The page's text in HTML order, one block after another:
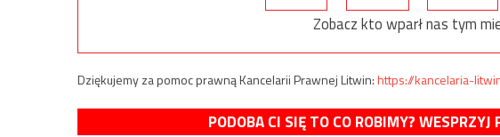
Zobacz kto wparł nas tym
Dziękujemy za pomoc prawną Kancelarii Prawnej Litwin:https://kancelaria-
PODOBA CI SIĘ TO CO ROBIMY?